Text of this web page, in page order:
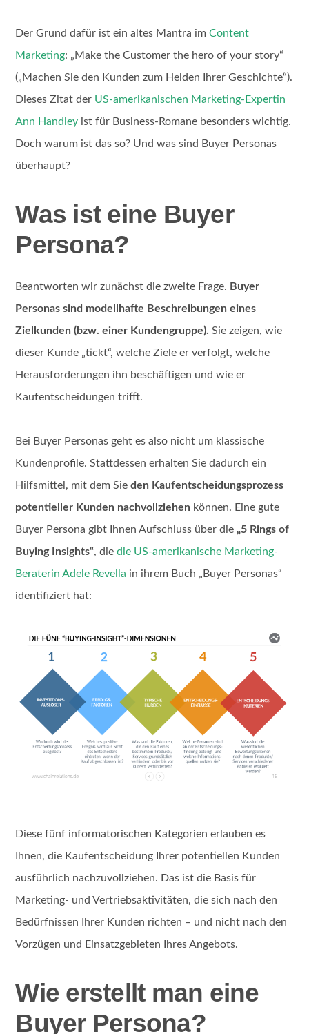
Der Grund dafür ist ein altes Mantra imContent
Marketing: „Make the Customer the hero of your story“
(„Machen Sie den Kunden zum Helden Ihrer Geschichte“).
Dieses Zitat der US-amerikanischen Marketing-Expertin
Ann Handley ist für Business-Romane besonders wichtig.
Doch warum ist das so? Und was sind Buyer Personas
überhaupt?
Was ist eine Buyer
Persona?
Beantworten wir zunächst die zweite Frage. Buyer
Personas sind modellhafte Beschreibungen eines
Zielkunden (bzw. einer Kundengruppe). Sie zeigen, wie
dieser Kunde „tickt“, welche Ziele er verfolgt, welche
Herausforderungen ihn beschäftigen und wie er
Kaufentscheidungen trifft.
Bei Buyer Personas geht es also nicht um klassische
Kundenprofile. Stattdessen erhalten Sie dadurch ein
Hilfsmittel, mit dem Sieden Kaufentscheidungsprozess
potentieller Kunden nachvollziehen können. Eine gute
Buyer Persona gibt Ihnen Aufschluss über die„5 Rings of
Buying Insights“, diedie US-amerikanische Marketing-
Beraterin Adele Revella in ihrem Buch „Buyer Personas“
identifiziert hat:
Diese fünf informatorischen Kategorien erlauben es
Ihnen, die Kaufentscheidung Ihrer potentiellen Kunden
ausführlich nachzuvollziehen. Das ist die Basis für
Marketing- und Vertriebsaktivitäten, die sich nach den
Bedürfnissen Ihrer Kunden richten – und nicht nach den
Vorzügen und Einsatzgebieten Ihres Angebots.
Wie erstellt man eine
Buyer Persona?